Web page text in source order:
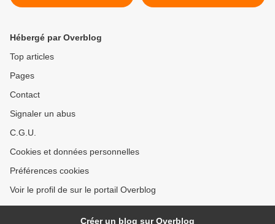
Hébergé par Overblog
Top articles
Pages
Contact
Signaler un abus
C.G.U.
Cookies et données personnelles
Préférences cookies
Voir le profil de sur le portail Overblog
Créer un blog sur Overblog